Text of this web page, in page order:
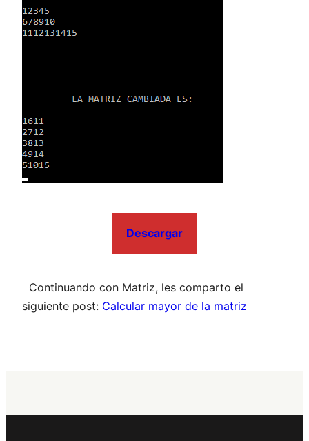
Descargar
Continuando con Matriz, les comparto el
siguiente post: Calcular mayor de la matriz